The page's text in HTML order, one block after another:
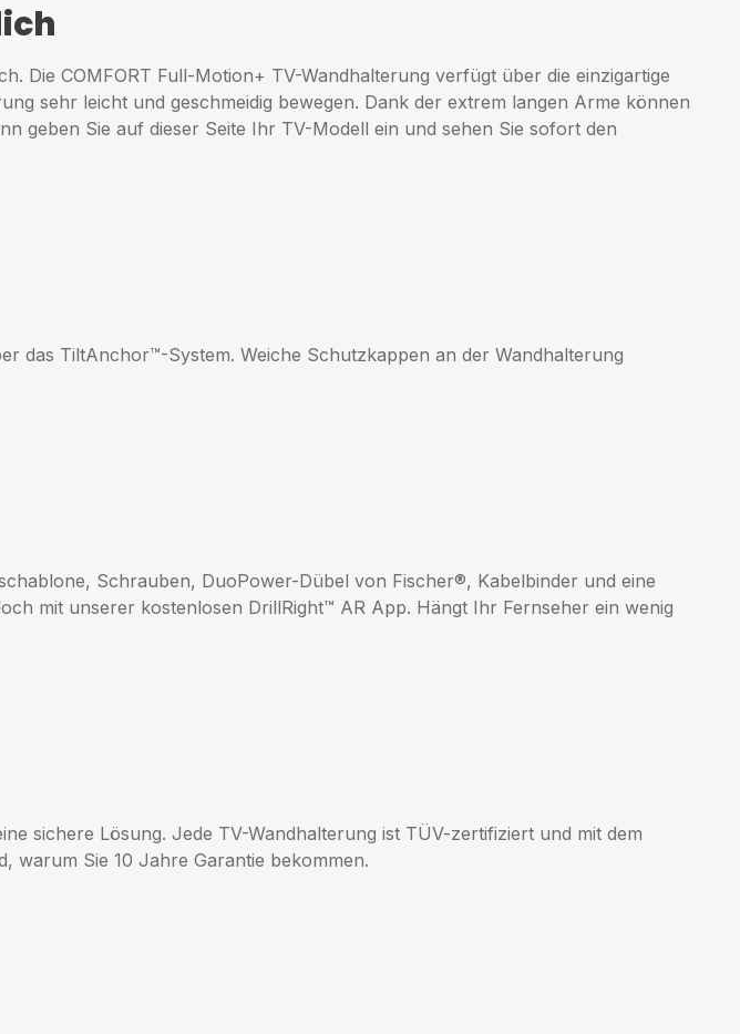
Die COMFORT Full-Motion+ TV-Wandhalterung verfügt über die einzigartige
sehr leicht und geschmeidig bewegen. Dank der extrem langen Arme können
geben Sie auf dieser Seite Ihr TV-Modell ein und sehen Sie sofort den
das TiltAnchor™-System. Weiche Schutzkappen an der Wandhalterung
Schrauben, DuoPower-Dübel von Fischer®, Kabelbinder und eine
mit unserer kostenlosen DrillRight™ AR App. Hängt Ihr Fernseher ein wenig
sichere Lösung. Jede TV-Wandhalterung ist TÜV-zertifiziert und mit dem
warum Sie 10 Jahre Garantie bekommen.